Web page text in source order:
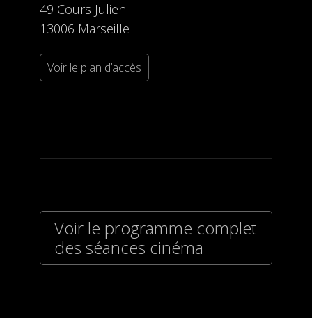
49 Cours Julien
13006 Marseille
Voir le plan d’accès
Voir le programme complet
des séances cinéma